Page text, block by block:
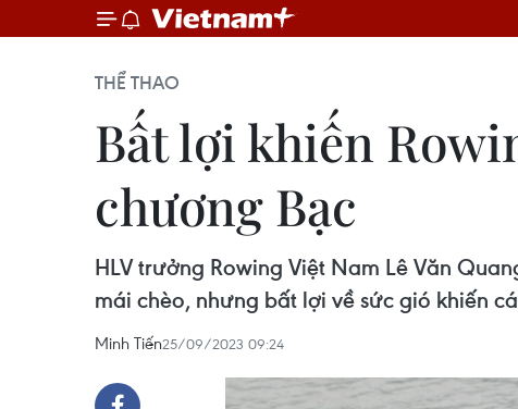
THỂ THAO
Bất lợi khiến
chương Bạc
HLV trưởng Rowing Việt Nam Lê Văn
mái chèo, nhưng bất lợi về sức gió khiến
Minh Tiến25/09/2023 09:24